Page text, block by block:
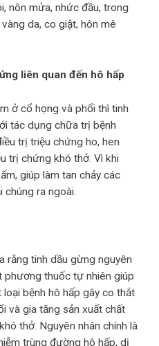
nôn mửa, nhức đầu, trong
da, co giật, hôn mê
liên quan đến hô hấp
ở cổ họng và phổi thì tinh
tác dụng chữa trị bệnh
trị triệu chứng ho, hen
trị chứng khó thở. Vì khi
giúp làm tan chảy các
chúng ra ngoài.
rằng tinh dầu gừng nguyên
thuốc tự nhiên giúp
bệnh hô hấp gây co thắt
và gia tăng sản xuất chất
thở. Nguyên nhân chính là
trùng đường hô hấp, dị